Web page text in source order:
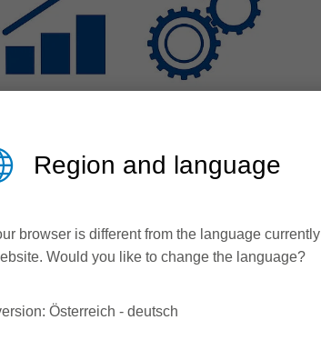
Produktivität
Dynamisch auf der
Region and language
browser is different from the language currently
Would you like to change the language?
Österreich - deutsch